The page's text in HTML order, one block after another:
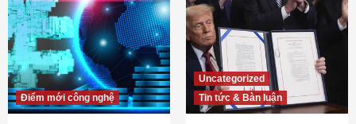
Điểm mới công nghệ
Uncategorized
Tin tức & Bàn luận